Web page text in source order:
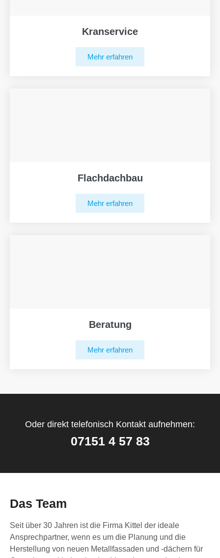
Kranservice
Mehr erfahren
Flachdachbau
Mehr erfahren
Beratung
Mehr erfahren
Oder direkt telefonisch Kontakt aufnehmen:
07151 4 57 83
Das Team
Seit über 30 Jahren ist die Firma Kittel der ideale
Ansprechpartner, wenn es um die Planung und die
Herstellung von neuen Metallfassaden und -dächern für